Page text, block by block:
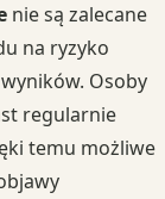
nie są zalecane
na ryzyko
Osoby
regularnie
temu możliwe